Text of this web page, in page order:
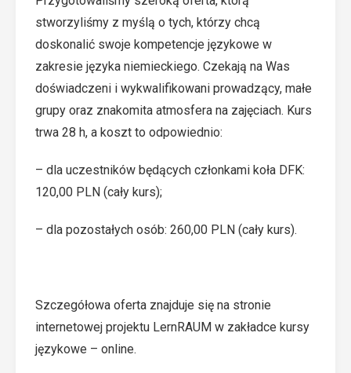
stworzyliśmy z myślą o tych, którzy chcą
doskonalić swoje kompetencje językowe w
zakresie języka niemieckiego. Czekają na Was
doświadczeni i wykwalifikowani prowadzący, małe
grupy oraz znakomita atmosfera na zajęciach. Kurs
trwa 28 h, a koszt to odpowiednio:
– dla uczestników będących członkami koła DFK:
120,00 PLN (cały kurs);
– dla pozostałych osób: 260,00 PLN (cały kurs).
Szczegółowa oferta znajduje się na stronie
internetowej projektu LernRAUM w zakładce kursy
językowe – online.